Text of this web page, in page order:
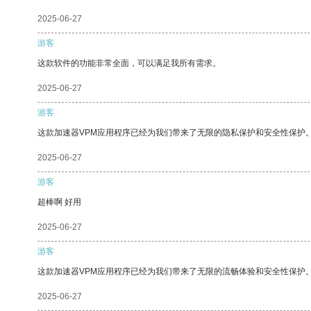
2025-06-27
游客
这款软件的功能非常全面，可以满足我所有需求。
2025-06-27
游客
这款加速器VPM应用程序已经为我们带来了无限的隐私保护和安全性保护
2025-06-27
游客
超棒啊 好用
2025-06-27
游客
这款加速器VPM应用程序已经为我们带来了无限的流畅体验和安全性保护
2025-06-27